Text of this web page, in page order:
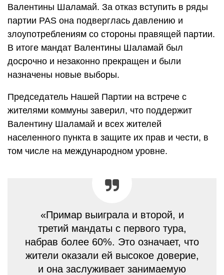
Валентины Шаламай. За отказ вступить в ряды
партии PAS она подверглась давлению и
злоупотреблениям со стороны правящей партии.
В итоге мандат Валентины Шаламай был
досрочно и незаконно прекращен и были
назначены новые выборы.
Председатель Нашей Партии на встрече с
жителями коммуны заверил, что поддержит
Валентину Шаламай и всех жителей
населенного пункта в защите их прав и чести, в
том числе на международном уровне.
«Примар выиграла и второй, и
третий мандаты с первого тура,
набрав более 60%. Это означает, что
жители оказали ей высокое доверие,
и она заслуживает занимаемую